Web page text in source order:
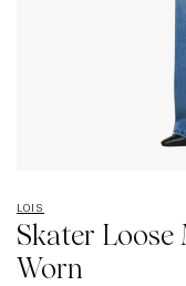
LOIS
Skater Loose
Worn